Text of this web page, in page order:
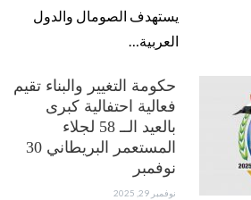
يستهدف الصومال والدول
العربية…
حكومة التغيير والبناء تقيم
فعالية احتفالية كبرى
بالعيد الــ 58 لجلاء
المستعمر البريطاني 30
نوفمبر
نوفمبر 29, 2025